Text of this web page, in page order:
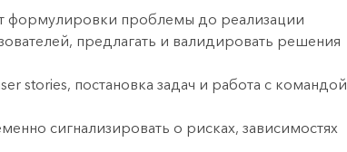
формулировки проблемы до реализации
предлагать и валидировать решения
stories, постановка задач и работа с командой
сигнализировать о рисках, зависимостях